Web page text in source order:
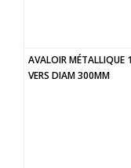
AVALOIR MÉTALLIQUE
VERS DIAM 300MM